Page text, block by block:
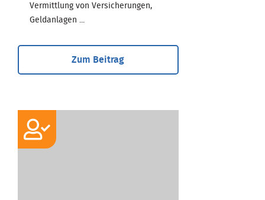
Vermittlung von Versicherungen,
Geldanlagen ...
Zum Beitrag